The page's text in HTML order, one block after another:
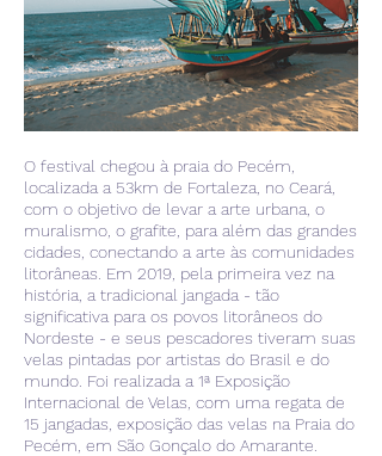
O festival chegou à praia do Pecém,
localizada a 53km de Fortaleza, no Ceará,
com o objetivo de levar a arte urbana, o
muralismo, o grafite, para além das grandes
cidades, conectando a arte às comunidades
litorâneas. Em 2019, pela primeira vez na
história, a tradicional jangada - tão
significativa para os povos litorâneos do
Nordeste - e seus pescadores tiveram suas
velas pintadas por artistas do Brasil e do
mundo. Foi realizada a 1ª Exposição
Internacional de Velas, com uma regata de
15 jangadas, exposição das velas na Praia do
Pecém, em São Gonçalo do Amarante.